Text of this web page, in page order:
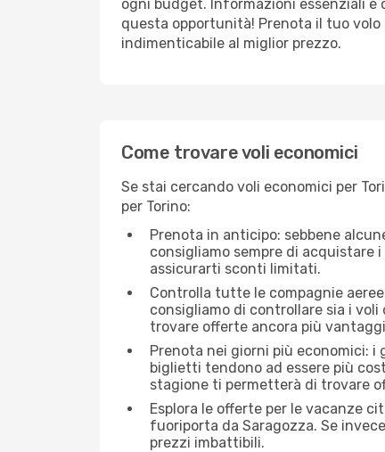
ogni budget. Informazioni essenziali
questa opportunità! Prenota il tuo volo
indimenticabile al miglior prezzo.
Come trovare voli economici
Se stai cercando voli economici per
per Torino:
Prenota in anticipo: sebbene
consigliamo sempre di acquistare
assicurarti sconti limitati.
Controlla tutte le compagnie
consigliamo di controllare sia i
trovare offerte ancora più
Prenota nei giorni più economici: i
biglietti tendono ad essere più
stagione ti permetterà di trovare
Esplora le offerte per le vacanze
fuoriporta da Saragozza. Se
prezzi imbattibili.